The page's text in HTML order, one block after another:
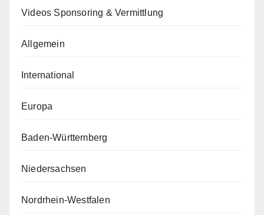
Videos Sponsoring & Vermittlung
Allgemein
International
Europa
Baden-Württemberg
Niedersachsen
Nordrhein-Westfalen